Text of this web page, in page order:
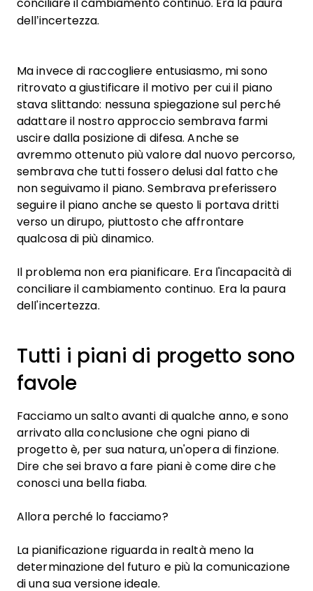
conciliare il cambiamento continuo. Era la paura
dell’incertezza.
Ma invece di raccogliere entusiasmo, mi sono
ritrovato a giustificare il motivo per cui il piano
stava slittando: nessuna spiegazione sul perché
adattare il nostro approccio sembrava farmi
uscire dalla posizione di difesa. Anche se
avremmo ottenuto più valore dal nuovo percorso,
sembrava che tutti fossero delusi dal fatto che
non seguivamo il piano. Sembrava preferissero
seguire il piano anche se questo li portava dritti
verso un dirupo, piuttosto che affrontare
qualcosa di più dinamico.
Il problema non era pianificare. Era l'incapacità di
conciliare il cambiamento continuo. Era la paura
dell'incertezza.
Tutti i piani di progetto sono
favole
Facciamo un salto avanti di qualche anno, e sono
arrivato alla conclusione che ogni piano di
progetto è, per sua natura, un'opera di finzione.
Dire che sei bravo a fare piani è come dire che
conosci una bella fiaba.
Allora perché lo facciamo?
La pianificazione riguarda in realtà meno la
determinazione del futuro e più la comunicazione
di una sua versione ideale.